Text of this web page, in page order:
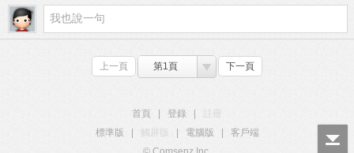
上一頁 第1頁 下一頁
首頁 登錄
標準版
觸屏版 電腦版
客戶端